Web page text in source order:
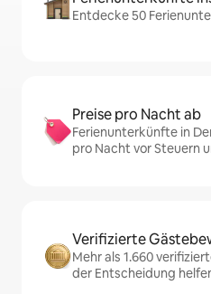
Entdecke 50
Preise pro Nacht ab
Ferienunterkünfte in
pro Nacht vor Steuern
Verifizierte
Mehr als 1.660
der Entscheidung